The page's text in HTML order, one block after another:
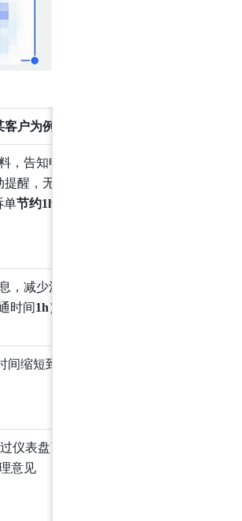
户为例）
，告知申诉结
醒，无需费
单节约1h
，减少沟通成
时间1h）
间缩短到
意见